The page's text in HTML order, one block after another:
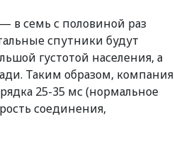
в семь с половиной раз
спутники будут
густотой населения, а
Таким образом, компания
25-35 мс (нормальное
соединения,